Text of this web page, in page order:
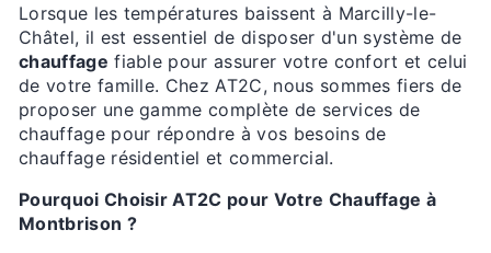
Lorsque les températures baissent à Marcilly-le-
Châtel, il est essentiel de disposer d'un système de
chauffage fiable pour assurer votre confort et celui
de votre famille. Chez AT2C, nous sommes fiers de
proposer une gamme complète de services de
chauffage pour répondre à vos besoins de
chauffage résidentiel et commercial.
Pourquoi Choisir AT2C pour Votre Chauffage à
Montbrison ?